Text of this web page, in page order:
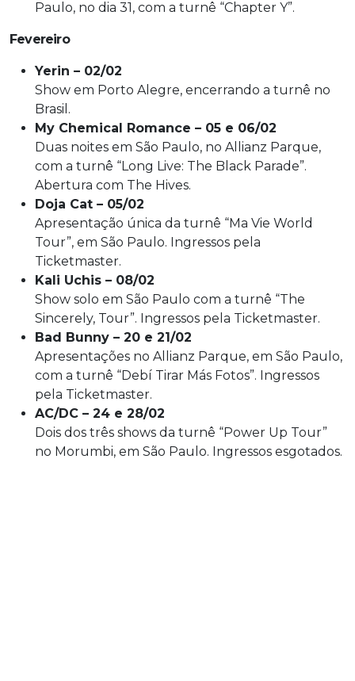
Paulo, no dia 31, com a turnê “Chapter Y”.
Fevereiro
Yerin – 02/02
Show em Porto Alegre, encerrando a turnê no
Brasil.
My Chemical Romance – 05 e 06/02
Duas noites em São Paulo, no Allianz Parque,
com a turnê “Long Live: The Black Parade”.
Abertura com The Hives.
Doja Cat – 05/02
Apresentação única da turnê “Ma Vie World
Tour”, em São Paulo. Ingressos pela
Ticketmaster.
Kali Uchis – 08/02
Show solo em São Paulo com a turnê “The
Sincerely, Tour”. Ingressos pela Ticketmaster.
Bad Bunny – 20 e 21/02
Apresentações no Allianz Parque, em São Paulo,
com a turnê “Debí Tirar Más Fotos”. Ingressos
pela Ticketmaster.
AC/DC – 24 e 28/02
Dois dos três shows da turnê “Power Up Tour”
no Morumbi, em São Paulo. Ingressos esgotados.